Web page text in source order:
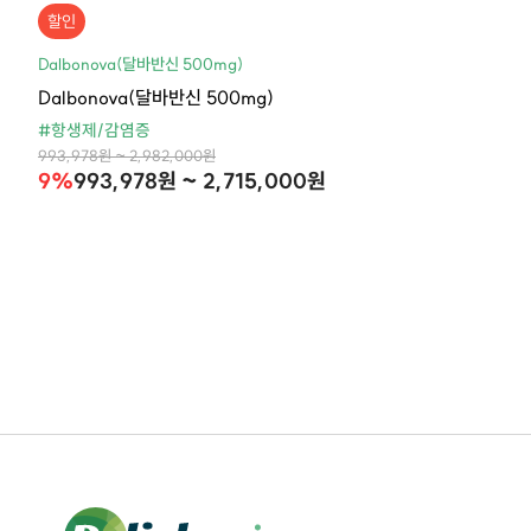
할인
Dalbonova(달바반신 500mg)
Dalbonova(달바반신 500mg)
#항생제/감염증
993,978원 ~ 2,982,000원
9%993,978원 ~ 2,715,000원